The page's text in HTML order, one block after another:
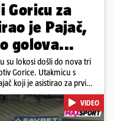
Goricu za
je Pajač,
golova...
su lokosi došli do nova tri
Gorice. Utakmicu s
koji je asistirao za prvi
nizala šanse, ali onda
tablice s Osijekom
VIDEO